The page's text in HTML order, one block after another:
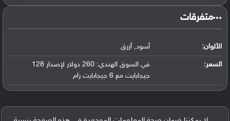
‏متفرقات‏
الألوان: أسود, أزرق
السعر:
في السوق الهندي: 260 دولار لإصدار 128
جيجابايت مع 6 جيجابايت رام